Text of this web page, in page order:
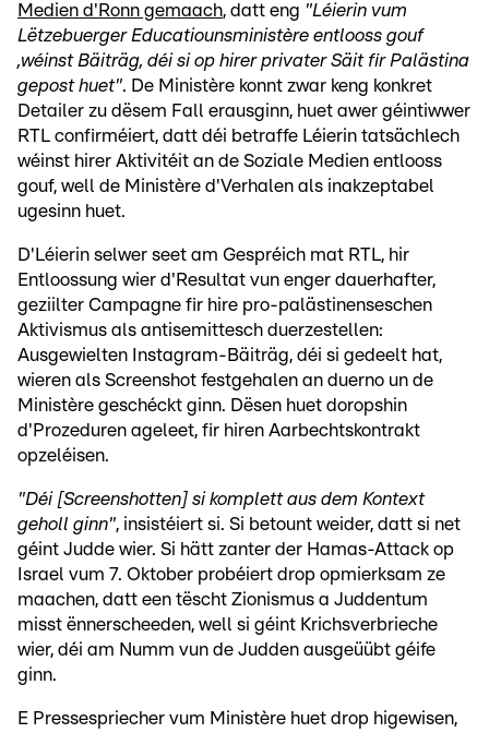
Medien d'Ronn gemaach, datt eng "Léierin vum
Lëtzebuerger Educatiounsministère entlooss gouf
,wéinst Bäiträg, déi si op hirer privater Säit fir Palästina
gepost huet". De Ministère konnt zwar keng konkret
Detailer zu dësem Fall erausginn, huet awer géintiwwer
RTL confirméiert, datt déi betraffe Léierin tatsächlech
wéinst hirer Aktivitéit an de Soziale Medien entlooss
gouf, well de Ministère d'Verhalen als inakzeptabel
ugesinn huet.
D'Léierin selwer seet am Gespréich mat RTL, hir
Entloossung wier d'Resultat vun enger dauerhafter,
geziilter Campagne fir hire pro-palästinenseschen
Aktivismus als antisemittesch duerzestellen:
Ausgewielten Instagram-Bäiträg, déi si gedeelt hat,
wieren als Screenshot festgehalen an duerno un de
Ministère geschéckt ginn. Dësen huet doropshin
d'Prozeduren ageleet, fir hiren Aarbechtskontrakt
opzeléisen.
"Déi [Screenshotten] si komplett aus dem Kontext
geholl ginn", insistéiert si. Si betount weider, datt si net
géint Judde wier. Si hätt zanter der Hamas-Attack op
Israel vum 7. Oktober probéiert drop opmierksam ze
maachen, datt een tëscht Zionismus a Juddentum
misst ënnerscheeden, well si géint Krichsverbrieche
wier, déi am Numm vun de Judden ausgeüübt géife
ginn.
E Pressespriecher vum Ministère huet drop higewisen,